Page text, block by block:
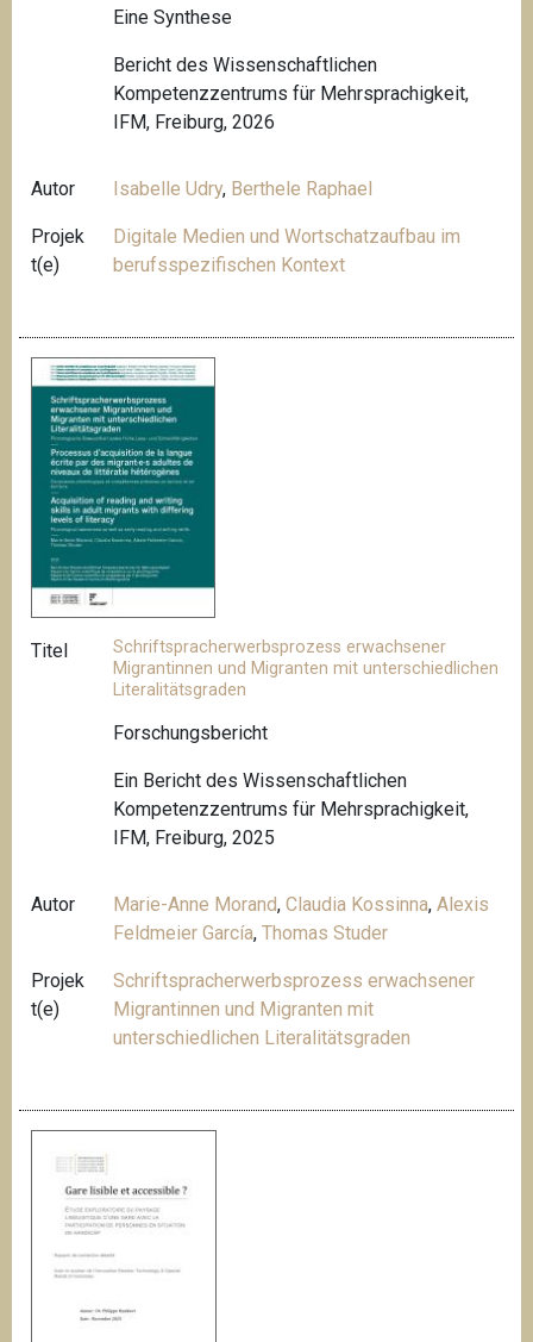
Eine Synthese
Bericht des Wissenschaftlichen
Kompetenzzentrums für Mehrsprachigkeit,
IFM, Freiburg, 2026
Autor Isabelle Udry, Berthele Raphael
Projek
t(e)
Digitale Medien und Wortschatzaufbau im
berufsspezifischen Kontext
Titel
Schriftspracherwerbsprozess erwachsener
Migrantinnen und Migranten mit unterschiedlichen
Literalitätsgraden
Forschungsbericht
Ein Bericht des Wissenschaftlichen
Kompetenzzentrums für Mehrsprachigkeit,
IFM, Freiburg, 2025
Autor Marie-Anne Morand,Claudia Kossinna,Alexis
Feldmeier García,Thomas Studer
Projek
t(e)
Schriftspracherwerbsprozess erwachsener
Migrantinnen und Migranten mit
unterschiedlichen Literalitätsgraden